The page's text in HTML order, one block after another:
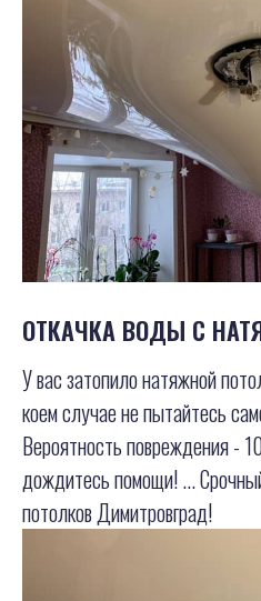
ОТКАЧКА ВОДЫ С
У вас затопило натяжной
коем случае не пытайтесь
Вероятность повреждения -
дождитесь помощи! ...
потолков Димитровград!